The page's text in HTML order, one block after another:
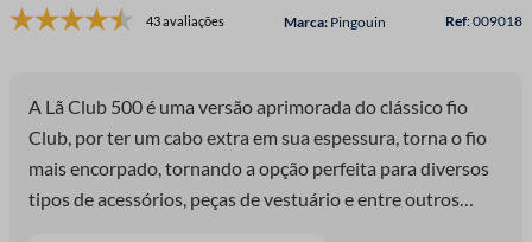
43 avaliações Pingouin :009018
A Lã Club 500 é uma versão aprimorada do clássico fio
Club, por ter um cabo extra em sua espessura, torna o fio
mais encorpado, tornando a opção perfeita para diversos
tipos de acessórios, peças de vestuário e entre outros